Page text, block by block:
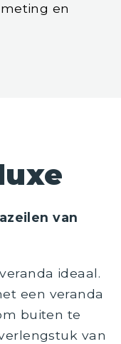
en
van
ideaal.
een veranda
buiten te
van